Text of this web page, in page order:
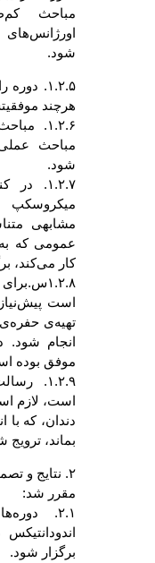
مباحث
شود.
۱.۲.۵.
هرچند
۱.۲.۶.
مباحث
شود.
۱.۲.۷.
مشابهی
عمومی که
کار می‌کند،
است
تهیه‌ی
انجام شود.
موفق بوده
۱.۲.۹.
است، لازم
دندان، که با
بماند، ترویج
۲. نتایج و تصمیمات
مقرر شد:
۲.۱.
برگزار شود.